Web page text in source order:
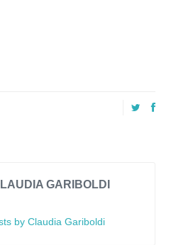
GARIBOLDI
by Claudia Gariboldi